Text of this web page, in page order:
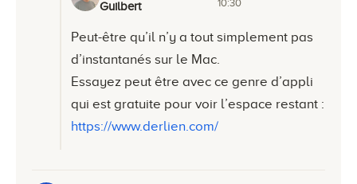
Guilbert
10:30
Peut-être qu’il n’y a tout simplement pas
d’instantanés sur le Mac.
Essayez peut être avec ce genre d’appli
qui est gratuite pour voir l’espace restant :
https://www.derlien.com/